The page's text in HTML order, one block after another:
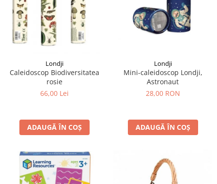
Londji
Caleidoscop Biodiversitatea
rosie
66,00 Lei
ADAUGĂ ÎN COȘ
Londji
Mini-caleidoscop Londji,
Astronaut
28,00 RON
ADAUGĂ ÎN COȘ